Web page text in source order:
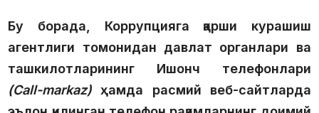
Бу борада, Коррупцияга қарши курашиш
агентлиги томонидан давлат органлари ва
ташкилотларининг Ишонч телефонлари
(Call-markaz) ҳамда расмий веб-сайтларда